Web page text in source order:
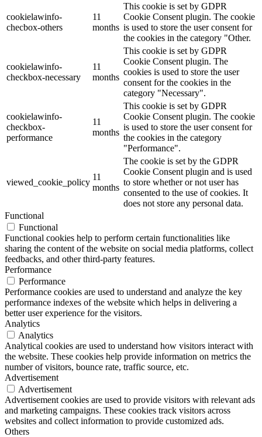
cookielawinfo-
checbox-others
11
months
This cookie is set by GDPR
Cookie Consent plugin. The cookie
is used to store the user consent for
the cookies in the category "Other.
cookielawinfo-
checkbox-necessary
11
months
This cookie is set by GDPR
Cookie Consent plugin. The
cookies is used to store the user
consent for the cookies in the
category "Necessary".
cookielawinfo-
checkbox-
performance
11
months
This cookie is set by GDPR
Cookie Consent plugin. The cookie
is used to store the user consent for
the cookies in the category
"Performance".
viewed_cookie_policy
11
months
The cookie is set by the GDPR
Cookie Consent plugin and is used
to store whether or not user has
consented to the use of cookies. It
does not store any personal data.
Functional
Functional
Functional cookies help to perform certain functionalities like
sharing the content of the website on social media platforms, collect
feedbacks, and other third-party features.
Performance
Performance
Performance cookies are used to understand and analyze the key
performance indexes of the website which helps in delivering a
better user experience for the visitors.
Analytics
Analytics
Analytical cookies are used to understand how visitors interact with
the website. These cookies help provide information on metrics the
number of visitors, bounce rate, traffic source, etc.
Advertisement
Advertisement
Advertisement cookies are used to provide visitors with relevant ads
and marketing campaigns. These cookies track visitors across
websites and collect information to provide customized ads.
Others